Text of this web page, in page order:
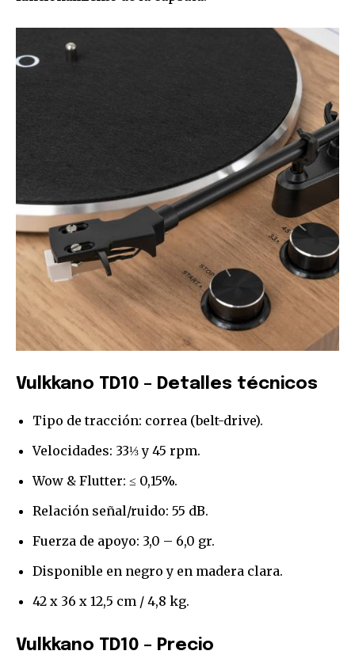
Únete a nuestra comunidad de
suscriptores y sé parte de la
Para suscribirte, solo escribe tu dirección de correo eletrónico
y da click en el botón de "suscribir". No te preocupes,
respetamos tu privacidad y no enviaremos correo basura a tu
INBOX. Tu información está segura con nosotros.
SUSCRIBIR
Acepto laPolítica de Privacidad .
Seguidores Seguidores Seguidores
Vulkkano TD10 – Detalles técnicos
Tipo de tracción: correa (belt-drive).
Velocidades: 33⅓ y 45 rpm.
Wow & Flutter: ≤ 0,15%.
Relación señal/ruido: 55 dB.
Fuerza de apoyo: 3,0 – 6,0 gr.
Disponible en negro y en madera clara.
42 x 36 x 12,5 cm / 4,8 kg.
Vulkkano TD10 – Precio